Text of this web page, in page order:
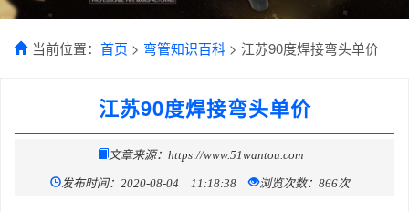
当前位置： 首页 > 弯管知识百科 > 江苏90度焊接弯头单价
江苏90度焊接弯头单价
文章来源：https://www.51wantou.com
发布时间：2020-08-04 11:18:38 浏览次数：866次